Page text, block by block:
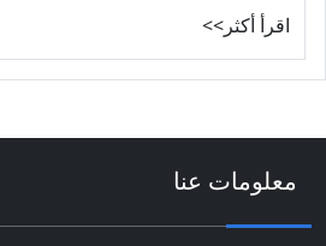
اقرأ أكثر>>
معلومات عنا